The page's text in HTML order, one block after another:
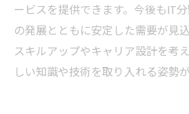
ービスを提供できます。今後もIT
の発展とともに安定した需要が見
スキルアップやキャリア設計を考
しい知識や技術を取り入れる姿勢